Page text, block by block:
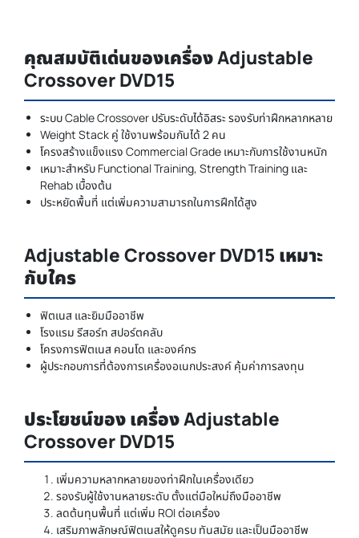
คุณสมบัติเด่นของเครื่อง Adjustable
Crossover DVD15
ระบบ Cable Crossover ปรับระดับได้อิสระ รองรับท่าฝึกหลากหลาย
Weight Stack คู่ ใช้งานพร้อมกันได้ 2 คน
โครงสร้างแข็งแรง Commercial Grade เหมาะกับการใช้งานหนัก
เหมาะสำหรับ Functional Training, Strength Training และ
Rehab เบื้องต้น
ประหยัดพื้นที่ แต่เพิ่มความสามารถในการฝึกได้สูง
Adjustable Crossover DVD15 เหมาะ
กับใคร
ฟิตเนส และยิมมืออาชีพ
โรงแรม รีสอร์ท สปอร์ตคลับ
โครงการฟิตเนส คอนโด และองค์กร
ผู้ประกอบการที่ต้องการเครื่องอเนกประสงค์ คุ้มค่าการลงทุน
ประโยชน์ของ เครื่อง Adjustable
Crossover DVD15
เพิ่มความหลากหลายของท่าฝึกในเครื่องเดียว
รองรับผู้ใช้งานหลายระดับ ตั้งแต่มือใหม่ถึงมืออาชีพ
ลดต้นทุนพื้นที่ แต่เพิ่ม ROI ต่อเครื่อง
เสริมภาพลักษณ์ฟิตเนสให้ดูครบ ทันสมัย และเป็นมืออาชีพ